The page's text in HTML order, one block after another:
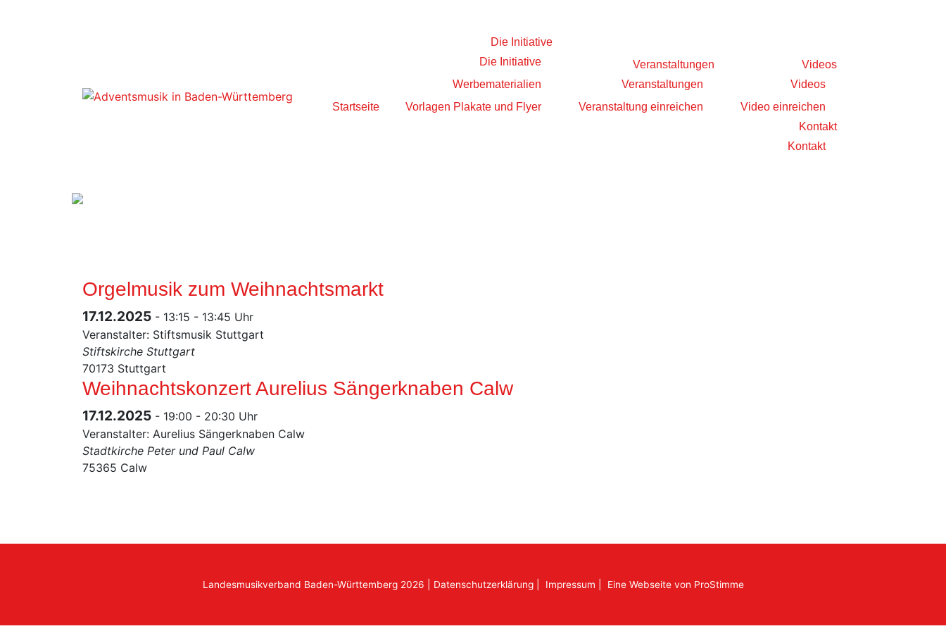
Startseite
Die Initiative
Die Initiative
Werbematerialien
Vorlagen Plakate und Flyer
Veranstaltungen
Veranstaltungen
Veranstaltung einreichen
Videos
Videos
Video einreichen
Kontakt
Kontakt
Orgelmusik zum Weihnachtsmarkt
17.12.2025 - 13:15 - 13:45 Uhr
Veranstalter: Stiftsmusik Stuttgart
Stiftskirche Stuttgart
70173 Stuttgart
Weihnachtskonzert Aurelius Sängerknaben Calw
17.12.2025 - 19:00 - 20:30 Uhr
Veranstalter: Aurelius Sängerknaben Calw
Stadtkirche Peter und Paul Calw
75365 Calw
Landesmusikverband Baden-Württemberg 2026 Datenschutzerklärung Impressum Eine Webseite von ProStimme